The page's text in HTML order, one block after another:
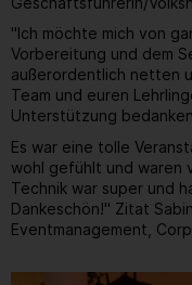
"Ich möchte mich von
Vorbereitung und dem
außerordentlich netten
Team und euren
Unterstützung
Es war eine tolle
wohl gefühlt und waren
Technik war super und
Dankeschön!" Zitat
Eventmanagement,